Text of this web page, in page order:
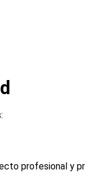
profesional y